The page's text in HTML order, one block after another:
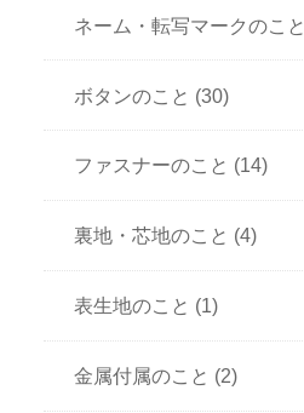
ネーム・転写マークのこと
ボタンのこと (30)
ファスナーのこと (14)
裏地・芯地のこと (4)
表生地のこと (1)
金属付属のこと (2)